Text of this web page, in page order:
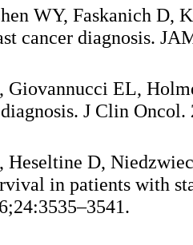
WY, Faskanich D,
cancer diagnosis.
Giovannucci EL,
J Clin Oncol.
Heseltine D,
in patients with